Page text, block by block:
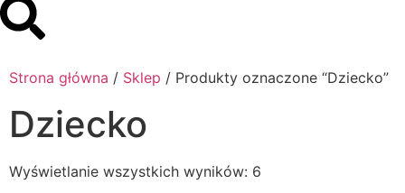
Strona główna / Sklep / Produkty oznaczone “Dziecko”
Dziecko
Wyświetlanie wszystkich wyników: 6